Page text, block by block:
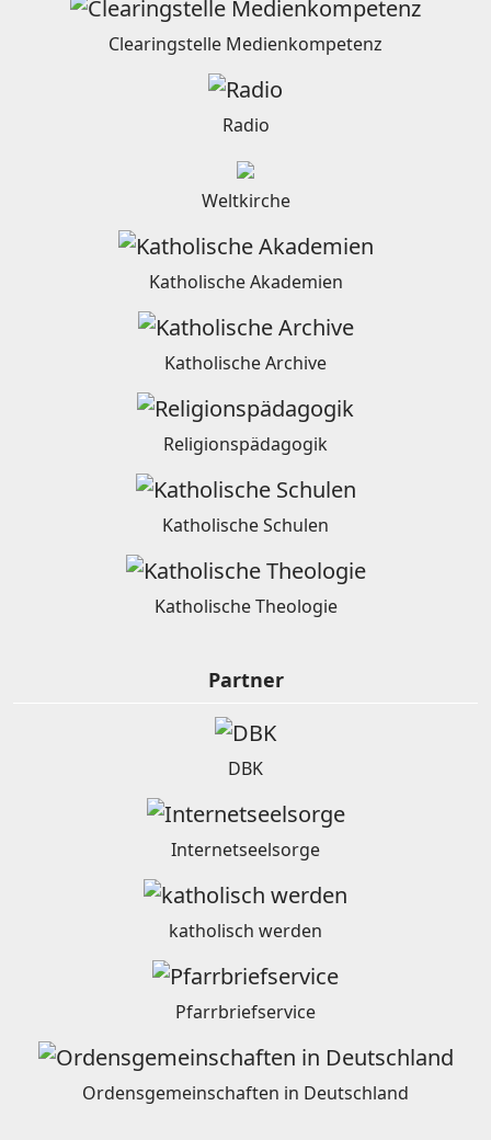
Clearingstelle Medienkompetenz
Radio
Weltkirche
Katholische Akademien
Katholische Archive
Religionspädagogik
Katholische Schulen
Katholische Theologie
Partner
DBK
Internetseelsorge
katholisch werden
Pfarrbriefservice
Ordensgemeinschaften in Deutschland